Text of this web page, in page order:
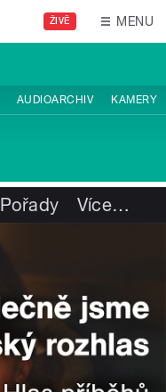
ŽIVĚ MENU
AUDIOARCHIV KAMERY
Pořady Více…